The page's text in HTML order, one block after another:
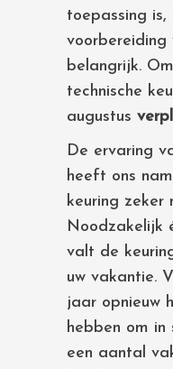
toepassing
belangrijk.
technische
augustus
De ervaring
heeft ons
keuring zeker
Noodzakelijk
valt de
uw vakantie.
jaar opnieuw
hebben om in
een aantal